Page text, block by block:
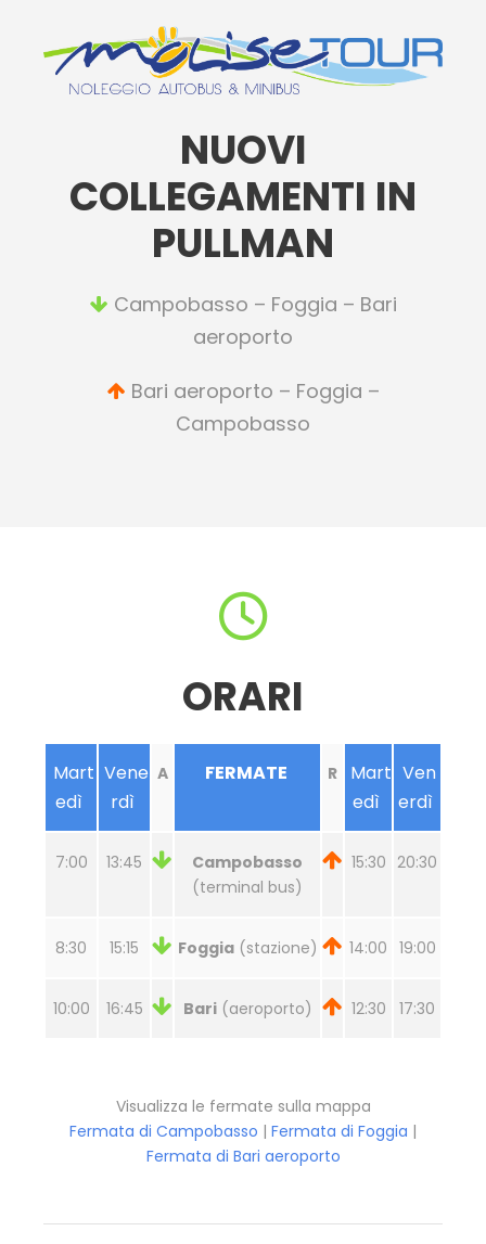
NUOVI
COLLEGAMENTI IN
PULLMAN
Campobasso – Foggia – Bari
aeroporto
Bari aeroporto – Foggia –
Campobasso
ORARI
Mart
edì
Vene
rdì
A FERMATE R
Mart
edì
Ven
erdì
7:00 13:45
Campobasso
(terminal bus)
15:30 20:30
8:30 15:15 Foggia(stazione) 14:00 19:00
10:00 16:45 Bari(aeroporto) 12:30 17:30
Visualizza le fermate sulla mappa
Fermata di Campobasso | Fermata di Foggia |
Fermata di Bari aeroporto